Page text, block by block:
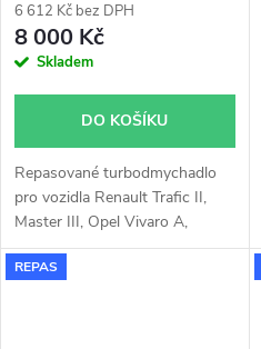
6 612 Kč bez DPH
8 000 Kč
Skladem
DO KOŠÍKU
Repasované turbodmychadlo
pro vozidla Renault Trafic II,
Master III, Opel Vivaro A,
Movano B, Nissan Primastar,
NV400
REPAS